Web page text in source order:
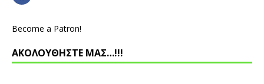
Become a Patron!
ΑΚΟΛΟΥΘΗΣΤΕ ΜΑΣ…!!!